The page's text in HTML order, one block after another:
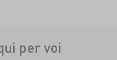
per voi